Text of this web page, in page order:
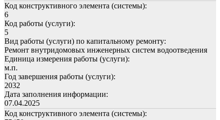
Код конструктивного элемента (системы):
6
Код работы (услуги):
5
Вид работы (услуги) по капитальному ремонту:
Ремонт внутридомовых инженерных систем водоотведения
Единица измерения работы (услуги):
м.п.
Год завершения работы (услуги):
2032
Дата заполнения информации:
07.04.2025
Код конструктивного элемента (системы):